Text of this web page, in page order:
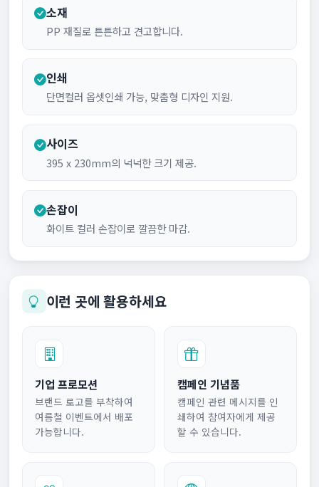
소재
PP 재질로 튼튼하고 견고합니다.
인쇄
단면컬러 옵셋인쇄 가능, 맞춤형 디자인 지원.
사이즈
395 x 230mm의 넉넉한 크기 제공.
손잡이
화이트 컬러 손잡이로 깔끔한 마감.
이런 곳에 활용하세요
기업 프로모션
브랜드 로고를 부착하여
여름철 이벤트에서 배포
가능합니다.
캠페인 기념품
캠페인 관련 메시지를 인
쇄하여 참여자에게 제공
할 수 있습니다.